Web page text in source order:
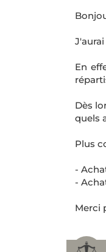
En
Dès
quels
Plus
-
-
Merci